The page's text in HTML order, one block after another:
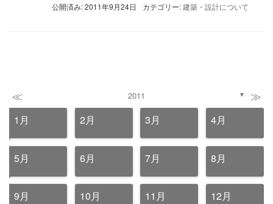
公開済み: 2011年9月24日 カテゴリー:建築・設計について
≪ 2011 ▼ ≫
1月 2月 3月 4月
5月 6月 7月 8月
9月 10月 11月 12月